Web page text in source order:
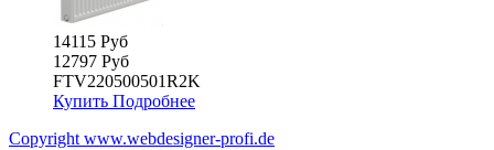
14115 Руб
12797 Руб
FTV220500501R2K
Купить Подробнее
Copyright www.webdesigner-profi.de